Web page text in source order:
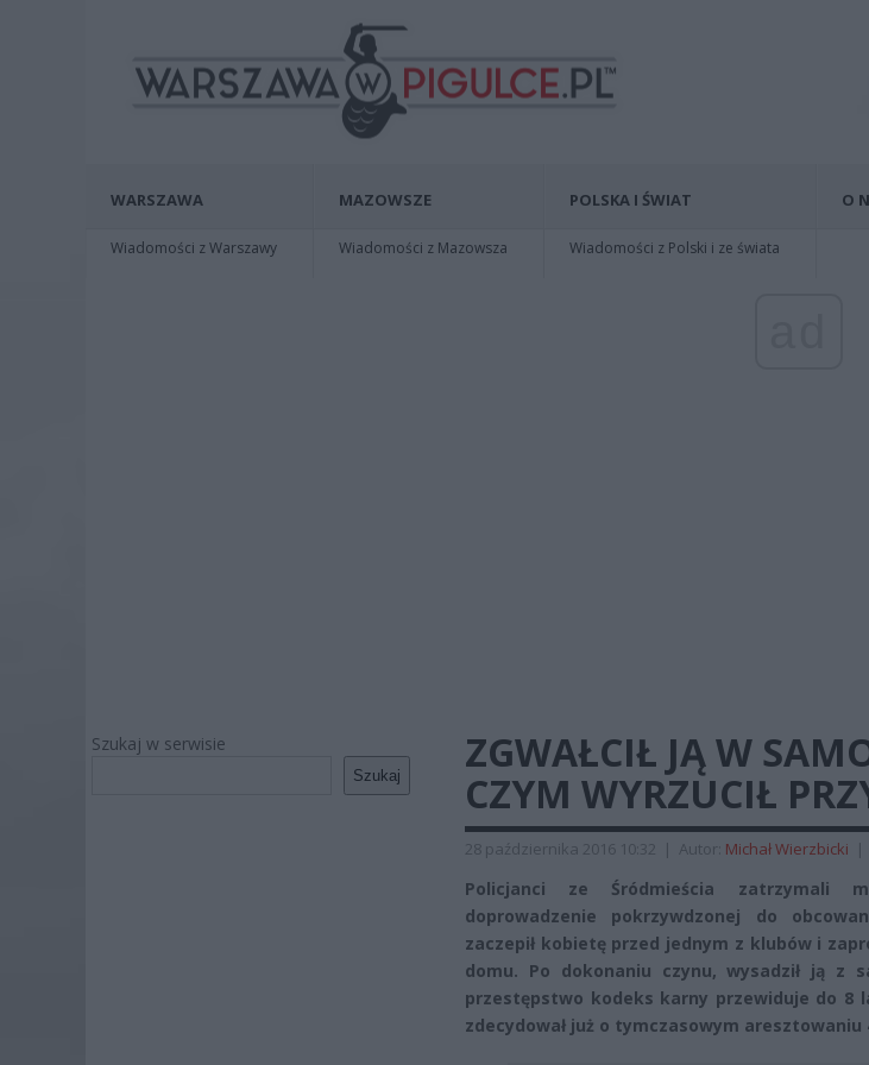
WARSZAWA
Wiadomości z Warszawy
MAZOWSZE
Wiadomości z Mazowsza
POLSKA I ŚWIAT
Wiadomości z Polski i ze świata
O
Szukaj w serwisie
Szukaj
ZGWAŁCIŁ JĄ W
CZYM WYRZUCIŁ
28 października 2016 10:32 | Autor: Michał Wierzbicki |
Policjanci ze Śródmieścia zatrzymali
doprowadzenie pokrzywdzonej do
zaczepił kobietę przed jednym z klubów i
domu. Po dokonaniu czynu, wysadził ją z
przestępstwo kodeks karny przewiduje do 8
zdecydował już o tymczasowym